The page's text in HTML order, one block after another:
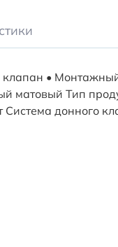
клапан •
матовый Тип
Система донного